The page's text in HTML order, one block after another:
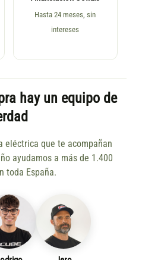
Hasta 24 meses, sin
intereses
hay un equipo de
eléctrica que te acompañan
ayudamos a más de 1.400
toda España.